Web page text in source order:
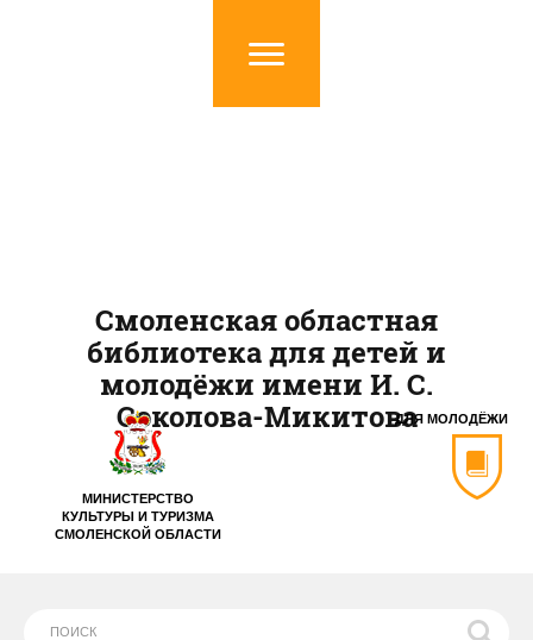
МИНИСТЕРСТВО
КУЛЬТУРЫ И ТУРИЗМА
СМОЛЕНСКОЙ ОБЛАСТИ
ДЛЯ МОЛОДЁЖИ
Смоленская областная
библиотека для детей и
молодёжи имени И. С.
Соколова-Микитова